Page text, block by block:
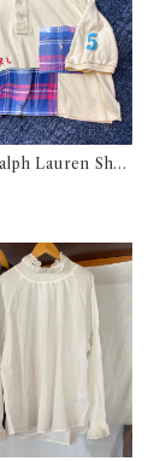
Lauren Shor
shirt / リワー
レン ショート丈